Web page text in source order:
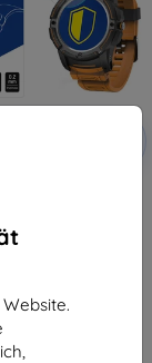
Protection
Hybrid Schutzglas
€ 9,90
> 5 Stk.